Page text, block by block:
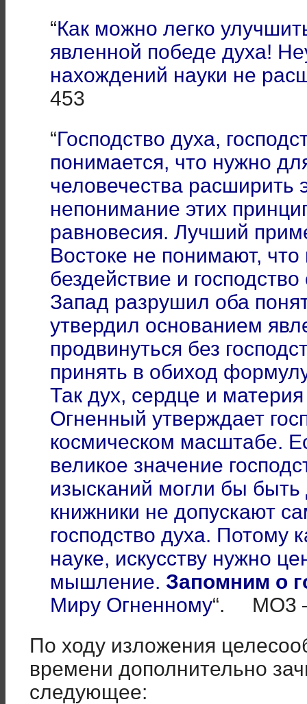
“Как можно легко
явленной победе духа!
нахождений науки не
453
“Господство духа,
понимается, что нужно
человечества расширить
непонимание этих
равновесия. Лучший
Востоке не понимают, что
бездействие и
Запад разрушил оба
утвердил основанием
продвинуться без
принять в обиход
Так дух, сердце и
Огненный утверждает
космическом масштабе.
великое значение
изысканий могли бы
книжники не допускают
господство духа. Потому
науке, искусству нужно
мышление. Запомним о
Миру Огненному“. МО3
По ходу изложения
времени дополнительно
следующее: